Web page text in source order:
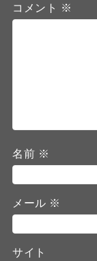
コメント ※
名前 ※
メール ※
サイト